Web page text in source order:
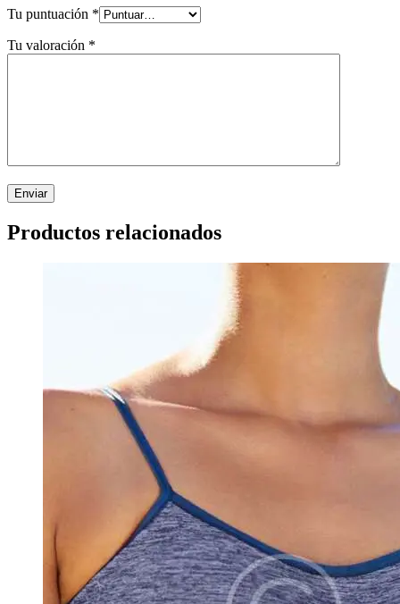
Tu puntuación *
Tu valoración *
Productos relacionados